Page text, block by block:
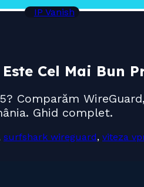
IP Vanish
Cel Mai Bun
Comparăm
Ghid complet.
surfshark wireguard, viteza